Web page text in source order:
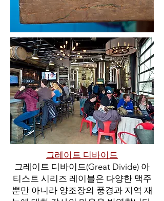
그레이트 디바이드
그레이트 디바이드(Great Divide) 아
티스트 시리즈 레이블은 다양한 맥주
뿐만 아니라 양조장의 풍경과 지역 재